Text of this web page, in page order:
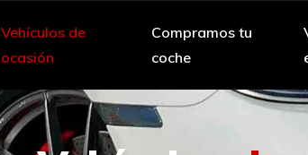
Vehículos de
ocasión
Compramos tu
coche